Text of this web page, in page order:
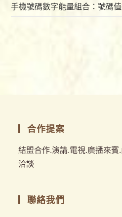
手機號碼數字能量組合：號碼
合作提案
結盟合作.演講.電視.廣播來
洽談
聯絡我們